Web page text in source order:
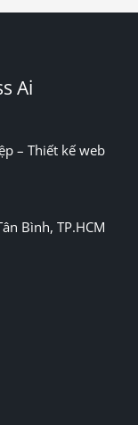
Ai
– Thiết kế web
Bình, TP.HCM